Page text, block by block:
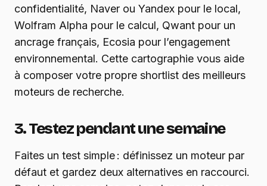
confidentialité, Naver ou Yandex pour le local,
Wolfram Alpha pour le calcul, Qwant pour un
ancrage français, Ecosia pour l’engagement
environnemental. Cette cartographie vous aide
à composer votre propre shortlist des meilleurs
moteurs de recherche.
3. Testez pendant une semaine
Faites un test simple : définissez un moteur par
défaut et gardez deux alternatives en raccourci.